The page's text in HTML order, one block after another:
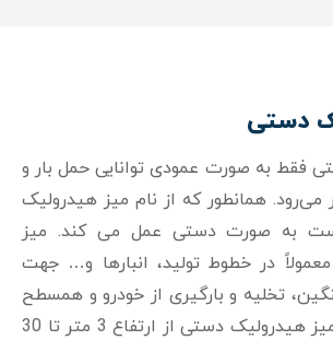
دستی
فقط به صورت عمودی توانایی حمل بار و
می‌رود. همانطور که از نام میز هیدرولیک
به صورت دستی عمل می کند. میز
در خطوط تولید، انبارها و… جهت
تخلیه و بارگیری از خودرو و همسطح
سازی کاربرد دارد. میز هیدرولیک دستی از ارتفاع 3 متر تا 30